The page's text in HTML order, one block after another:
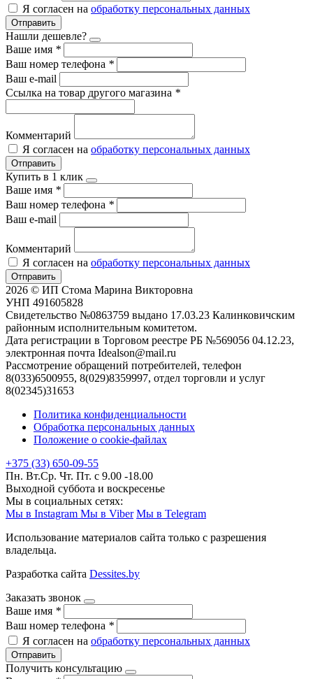
Я согласен на обработку персональных данных
Отправить
Нашли дешевле?
Ваше имя *
Ваш номер телефона *
Ваш e-mail
Ссылка на товар другого магазина *
Комментарий
Я согласен на обработку персональных данных
Отправить
Купить в 1 клик
Ваше имя *
Ваш номер телефона *
Ваш e-mail
Комментарий
Я согласен на обработку персональных данных
Отправить
2026 © ИП Стома Марина Викторовна
УНП 491605828
Свидетельство №0863759 выдано 17.03.23 Калинковичским
районным исполнительным комитетом.
Дата регистрации в Торговом реестре РБ №569056 04.12.23,
электронная почта Idealson@mail.ru
Рассмотрение обращений потребителей, телефон
8(033)6500955, 8(029)8359997, отдел торговли и услуг
8(02345)31653
Политика конфиденциальности
Обработка персональных данных
Положение о cookie-файлах
+375 (33) 650-09-55
Пн. Вт.Ср. Чт. Пт. с 9.00 -18.00
Выходной суббота и воскресенье
Мы в социальных сетях:
Мы в Instagram Мы в Viber Мы в Telegram
Использование материалов сайта только с разрешения
владельца.
Разработка сайта Dessites.by
Заказать звонок
Ваше имя *
Ваш номер телефона *
Я согласен на обработку персональных данных
Отправить
Получить консультацию